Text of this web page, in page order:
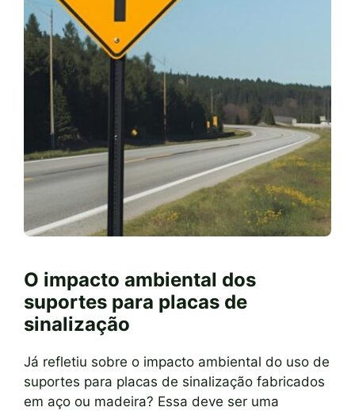
O impacto ambiental dos
suportes para placas de
sinalização
Já refletiu sobre o impacto ambiental do uso de
suportes para placas de sinalização fabricados
em aço ou madeira? Essa deve ser uma